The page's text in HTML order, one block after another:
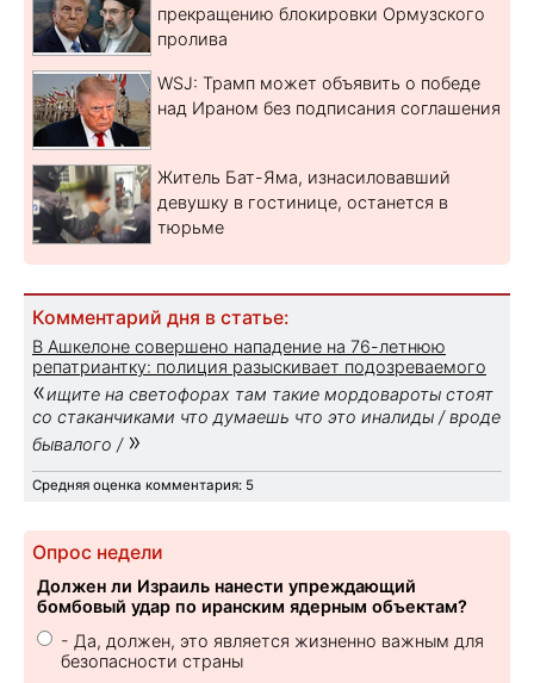
прекращению блокировки Ормузского
пролива
WSJ: Трамп может объявить о победе
над Ираном без подписания соглашения
Житель Бат-Яма, изнасиловавший
девушку в гостинице, останется в
тюрьме
Комментарий дня в статье:
В Ашкелоне совершено нападение на 76-летнюю
репатриантку: полиция разыскивает подозреваемого
«ищите на светофорах там такие мордовароты стоят
со стаканчиками что думаешь что это иналиды / вроде
бывалого / »
Средняя оценка комментария: 5
Опрос недели
Должен ли Израиль нанести упреждающий
бомбовый удар по иранским ядерным объектам?
- Да, должен, это является жизненно важным для
безопасности страны